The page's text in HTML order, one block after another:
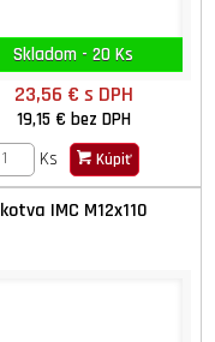
Skladom - 20 Ks
23,56 € s DPH
19,15 € bez DPH
Ks
Kúpiť
kotva IMC M12x110